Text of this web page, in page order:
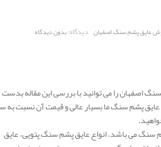
عایق پشم سنگ اصفهان دیدگاه:بدون دیدگاه
اصفهان را می توانید با بررسی این مقاله بدست
پشم سنگ ما بسیار عالی و قیمت آن نسبت به
پرفروش ما عایق پشم سنگ می باشد. انواع عایق پشم سنگ پتویی، عایق